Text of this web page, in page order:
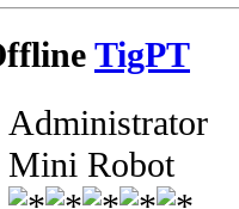
TigPT
Administrator
Mini Robot